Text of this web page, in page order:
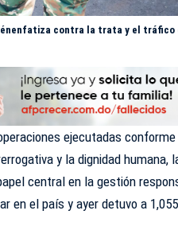
contra la trata y el tráfico
ejecutadas
y la dignidad humana,
central en la gestión
en el país y ayer detuvo a